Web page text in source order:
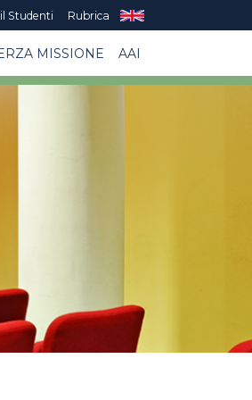
Studenti Rubrica
MISSIONE AAI